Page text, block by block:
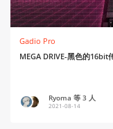
Gadio Pro
MEGA DRIVE-黑色的
Ryoma 等 3 人
2021-08-14